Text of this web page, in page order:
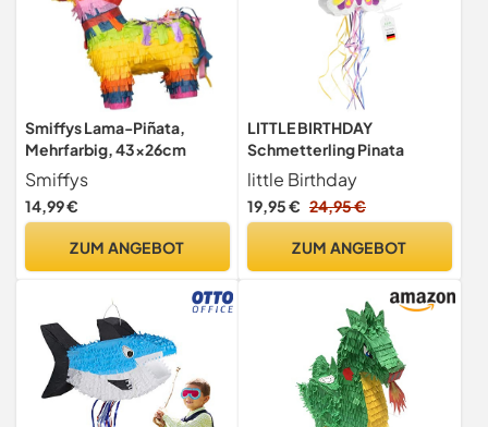
Smiffys Lama-Piñata,
Mehrfarbig, 43x26cm
Smiffys
14,99 €
ZUM ANGEBOT
LITTLE BIRTHDAY
Schmetterling Pinata
little Birthday
19,95 € 24,95 €
ZUM ANGEBOT